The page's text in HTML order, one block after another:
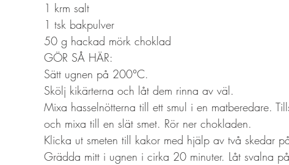
1 krm salt
1 tsk bakpulver
50 g hackad mörk choklad
GÖR SÅ HÄR:
Sätt ugnen på 200°C.
Skölj kikärterna och låt dem rinna av väl.
Mixa hasselnötterna till ett smul i en matberedare.
och mixa till en slät smet. Rör ner chokladen.
Klicka ut smeten till kakor med hjälp av två skedar
Grädda mitt i ugnen i cirka 20 minuter. Låt svalna